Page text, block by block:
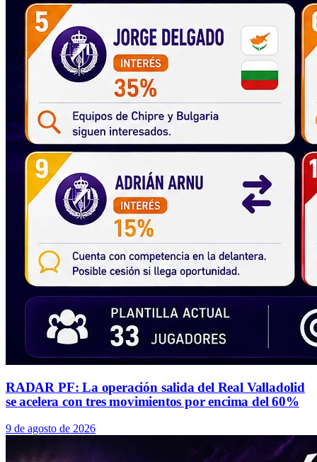
RADAR PF: La operación salida del Real Valladolid
se acelera con tres movimientos por encima del 60%
9 de agosto de 2026